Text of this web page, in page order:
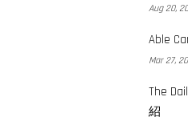
Aug 20,
Able
Mar 27, 20
The
紹